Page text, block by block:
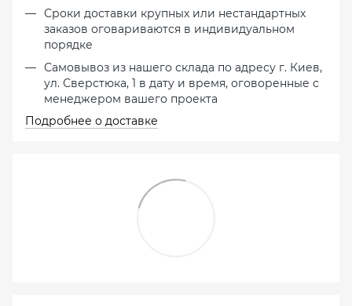
Сроки доставки крупных или нестандартных
заказов оговариваются в индивидуальном
порядке
Самовывоз из нашего склада по адресу г. Киев,
ул. Сверстюка, 1 в дату и время, оговоренные с
менеджером вашего проекта
Подробнее о доставке